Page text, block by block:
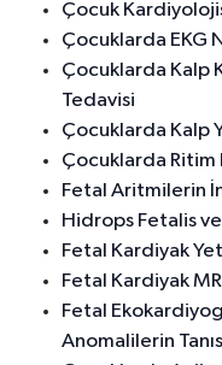
Çocuk
Çocuklarda EKG
Çocuklarda Kalp
Tedavisi
Çocuklarda Kalp
Çocuklarda Ritim
Fetal Aritmilerin
Hidrops Fetalis
Fetal Kardiyak
Fetal Kardiyak
Fetal
Anomalilerin